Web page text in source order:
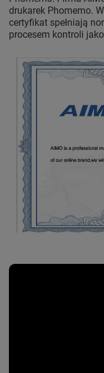
drukarek Phomemo.
certyfikat spełniają
procesem kontroli